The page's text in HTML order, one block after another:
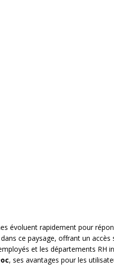
évoluent rapidement pour
ce paysage, offrant un
et les départements RH
, ses avantages pour les